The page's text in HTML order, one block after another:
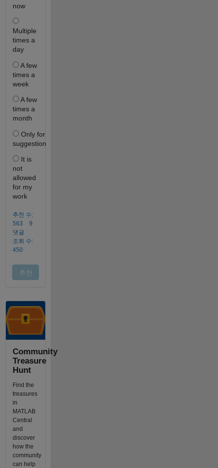
Community
Treasure
Hunt
Find the
treasures
in
MATLAB
Central
and
discover
how the
community
can help